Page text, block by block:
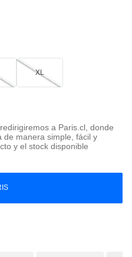
XL
a Paris.cl, donde
de manera simple, fácil y
y el stock disponible